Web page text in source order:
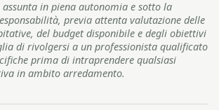
assunta in piena autonomia e sotto la
previa attenta valutazione delle
del budget disponibile e degli obiettivi
di rivolgersi a un professionista qualificato
prima di intraprendere qualsiasi
in ambito arredamento.